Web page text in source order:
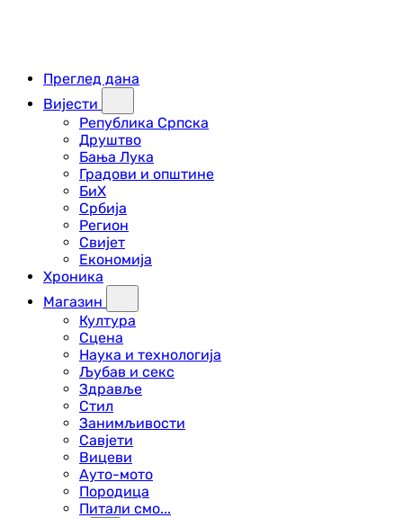
Преглед дана
Вијести
Република Српска
Друштво
Бања Лука
Градови и општине
БиХ
Србија
Регион
Свијет
Економија
Хроника
Магазин
Култура
Сцена
Наука и технологија
Љубав и секс
Здравље
Стил
Занимљивости
Савјети
Вицеви
Ауто-мото
Породица
Питали смо...